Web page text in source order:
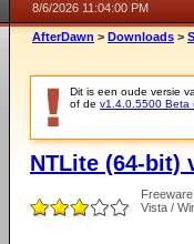
8/6/2026 11:04:00 PM
AfterDawn > Downloads >
Dit is een oude versie
of de v1.4.0.5500 Beta
NTLite (64-bit)
Freeware
Vista /